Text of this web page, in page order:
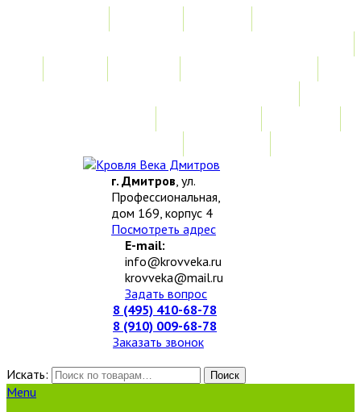
г. Дмитров, ул.
Профессиональная,
дом 169, корпус 4
Посмотреть адрес
E-mail:
info@krovveka.ru
krovveka@mail.ru
Задать вопрос
8 (495) 410-68-78
8 (910) 009-68-78
Заказать звонок
Искать:
Поиск
Menu